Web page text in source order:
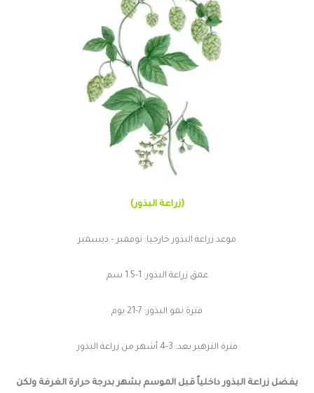
(زراعة البذور)
موعد زراعة البذور خارجيا: نوفمبر – ديسمبر
عمق زراعة البذور: 1-1.5 سم
فترة نمو البذور: 7-21 يوم
فترة التزهير بعد: 3-4 أشهر من زراعة البذور
يفضل زراعة البذور داخلياً قبل الموسم بشهر بدرجة حرارة الغرفة ولكن